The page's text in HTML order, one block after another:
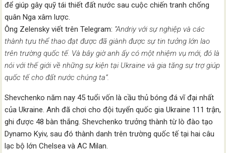
để giúp gây quỹ tái thiết đất nước sau cuộc chiến tranh chống
quân Nga xâm lược.
Ông Zelensky viết trên Telegram: “Andriy với sự nghiệp và các
thành tựu thể thao đạt được đã giành được sự tin tưởng lớn lao
trên trường quốc tế. Và bây giờ anh ấy có một nhiệm vụ mới, đó là
nói với thế giới về những sự kiện tại Ukraine và gia tăng sự trợ giúp
quốc tế cho đất nước chúng ta”.
Shevchenko năm nay 45 tuổi vốn là cầu thủ bóng đá vĩ đại nhất
của Ukraine. Anh đã chơi cho đội tuyển quốc gia Ukraine 111 trận,
ghi được 48 bàn thắng. Shevchenko trưởng thành từ lò đào tạo
Dynamo Kyiv, sau đó thành danh trên trường quốc tế tại hai câu
lạc bộ lớn Chelsea và AC Milan.